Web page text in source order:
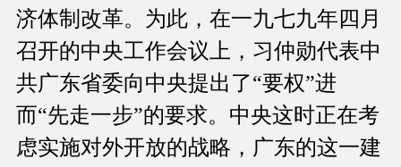
济体制改革。为此，在一九七九年四月
召开的中央工作会议上，习仲勋代表中
共广东省委向中央提出了“要权”进
而“先走一步”的要求。中央这时正在考
虑实施对外开放的战略，广东的这一建